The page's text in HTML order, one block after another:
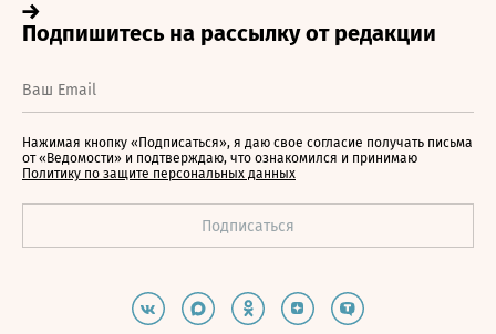
Нажимая кнопку «Подписаться», я даю свое согласие получать письма
от «Ведомости» и подтверждаю, что ознакомился и принимаю
Политику по защите персональных данных